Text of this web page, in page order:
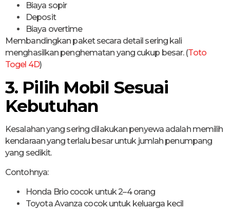
Biaya sopir
Deposit
Biaya overtime
Membandingkan paket secara detail sering kali
menghasilkan penghematan yang cukup besar. (Toto
Togel 4D)
3. Pilih Mobil Sesuai
Kebutuhan
Kesalahan yang sering dilakukan penyewa adalah memilih
kendaraan yang terlalu besar untuk jumlah penumpang
yang sedikit.
Contohnya:
Honda Brio cocok untuk 2–4 orang
Toyota Avanza cocok untuk keluarga kecil